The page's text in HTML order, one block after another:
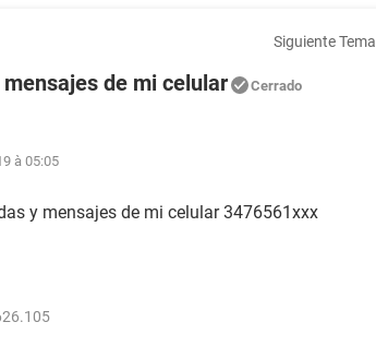
Siguiente Tema
de mi celular Cerrado
à 05:05
y mensajes de mi celular 3476561xxx